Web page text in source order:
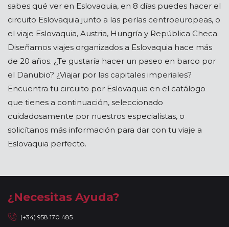
sabes qué ver en Eslovaquia, en 8 días puedes hacer el
circuito Eslovaquia junto a las perlas centroeuropeas, o
el viaje Eslovaquia, Austria, Hungría y República Checa.
Diseñamos viajes organizados a Eslovaquia hace más
de 20 años. ¿Te gustaría hacer un paseo en barco por
el Danubio? ¿Viajar por las capitales imperiales?
Encuentra tu circuito por Eslovaquia en el catálogo
que tienes a continuación, seleccionado
cuidadosamente por nuestros especialistas, o
solicítanos más información para dar con tu viaje a
Eslovaquia perfecto.
¿Necesitas Ayuda?
(+34) 958 170 485